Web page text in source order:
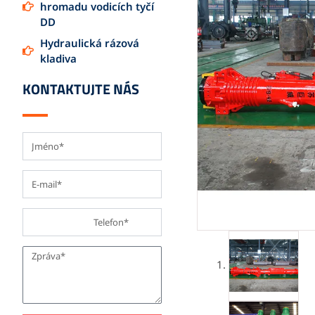
hromadu vodicích tyčí
DD
Hydraulická rázová
kladiva
KONTAKTUJTE NÁS